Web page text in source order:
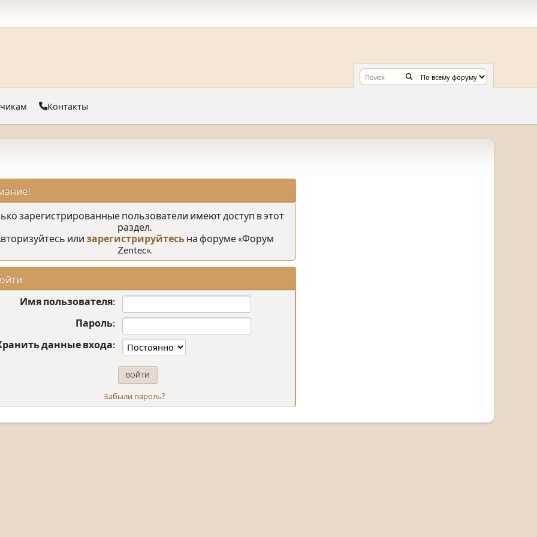
Контакты
зарегистрированные пользователи имеют доступ в этот
раздел.
или зарегистрируйтесь на форуме «Форум
Zentec».
Имя пользователя:
Пароль:
данные входа:
Забыли пароль?